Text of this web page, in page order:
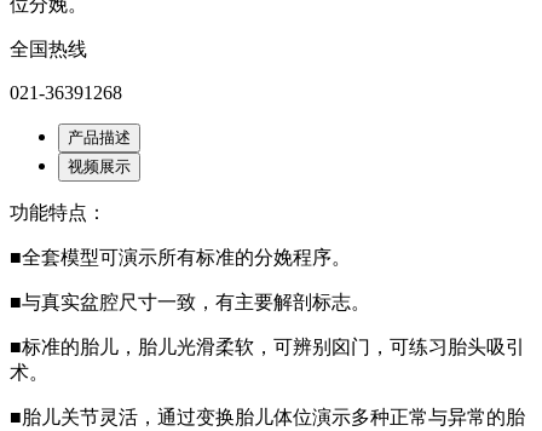
位分娩。
全国热线
021-36391268
产品描述
视频展示
功能特点：
■全套模型可演示所有标准的分娩程序。
■与真实盆腔尺寸一致，有主要解剖标志。
■标准的胎儿，胎儿光滑柔软，可辨别囟门，可练习胎头吸引
术。
■胎儿关节灵活，通过变换胎儿体位演示多种正常与异常的胎